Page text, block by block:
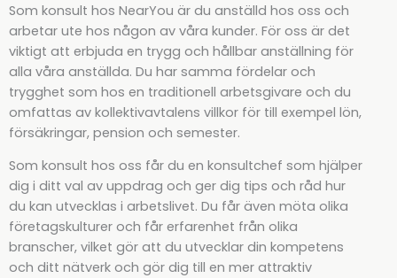
Som konsult hos NearYou är du anställd hos oss och
arbetar ute hos någon av våra kunder. För oss är det
viktigt att erbjuda en trygg och hållbar anställning för
alla våra anställda. Du har samma fördelar och
trygghet som hos en traditionell arbetsgivare och du
omfattas av kollektivavtalens villkor för till exempel lön,
försäkringar, pension och semester.
Som konsult hos oss får du en konsultchef som hjälper
dig i ditt val av uppdrag och ger dig tips och råd hur
du kan utvecklas i arbetslivet. Du får även möta olika
företagskulturer och får erfarenhet från olika
branscher, vilket gör att du utvecklar din kompetens
och ditt nätverk och gör dig till en mer attraktiv